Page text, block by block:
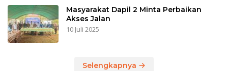
Masyarakat Dapil 2 Minta Perbaikan
Akses Jalan
10 Juli 2025
Selengkapnya